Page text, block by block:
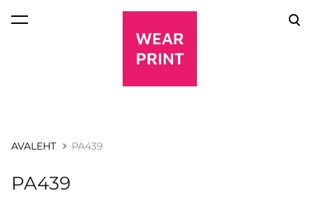
lisati ostukorvi.
AVALEHT PA439
PA439